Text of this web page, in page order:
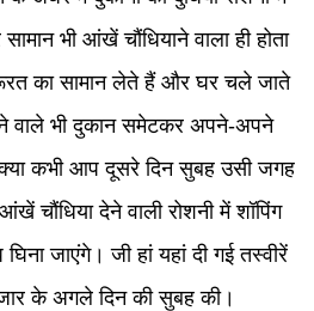
भी आंखें चौंधियाने वाला ही होता
का सामान लेते हैं और घर चले जाते
वाले भी दुकान समेटकर अपने-अपने
कभी आप दूसरे दिन सुबह उसी जगह
चौंधिया देने वाली रोशनी में शॉपिंग
जाएंगे। जी हां यहां दी गई तस्वीरें
के अगले दिन की सुबह की।